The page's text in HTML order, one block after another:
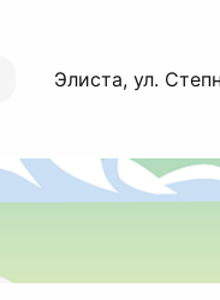
Элиста, ул.